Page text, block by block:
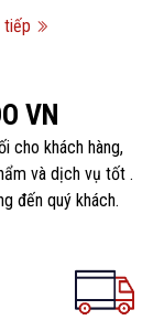
VN
cho khách hàng,
và dịch vụ tốt .
đến quý khách.